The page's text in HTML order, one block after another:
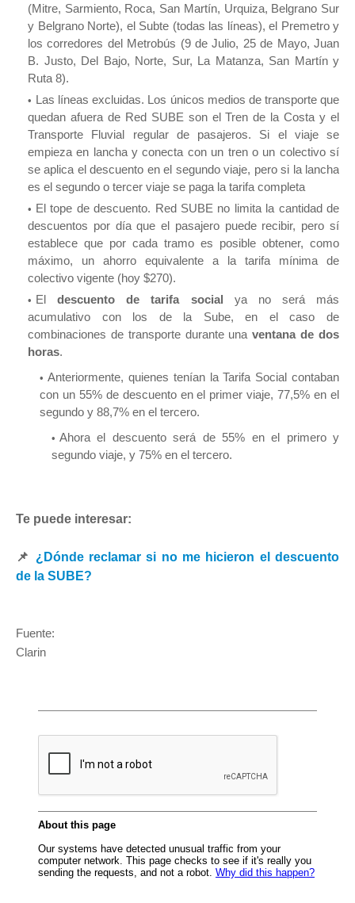
(Mitre, Sarmiento, Roca, San Martín, Urquiza, Belgrano Sur
y Belgrano Norte), el Subte (todas las líneas), el Premetro y
los corredores del Metrobús (9 de Julio, 25 de Mayo, Juan
B. Justo, Del Bajo, Norte, Sur, La Matanza, San Martín y
Ruta 8).
Las líneas excluidas. Los únicos medios de transporte que
quedan afuera de Red SUBE son el Tren de la Costa y el
Transporte Fluvial regular de pasajeros. Si el viaje se
empieza en lancha y conecta con un tren o un colectivo sí
se aplica el descuento en el segundo viaje, pero si la lancha
es el segundo o tercer viaje se paga la tarifa completa
El tope de descuento. Red SUBE no limita la cantidad de
descuentos por día que el pasajero puede recibir, pero sí
establece que por cada tramo es posible obtener, como
máximo, un ahorro equivalente a la tarifa mínima de
colectivo vigente (hoy $270).
Eldescuento de tarifa social ya no será más
acumulativo con los de la Sube, en el caso de
combinaciones de transporte durante una ventana de dos
horas.
Anteriormente, quienes tenían la Tarifa Social contaban
con un 55% de descuento en el primer viaje, 77,5% en el
segundo y 88,7% en el tercero.
Ahora el descuento será de 55% en el primero y
segundo viaje, y 75% en el tercero.
Te puede interesar:
📌 ¿Dónde reclamar si no me hicieron el descuento
de la SUBE?
Fuente:
Clarin